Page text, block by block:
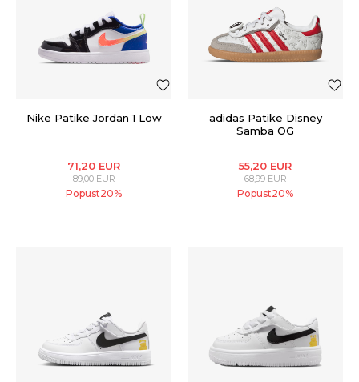
Nike Patike Jordan 1 Low
71,20 EUR
89,00EUR
Popust20%
adidas Patike Disney
Samba OG
55,20 EUR
68,99EUR
Popust20%